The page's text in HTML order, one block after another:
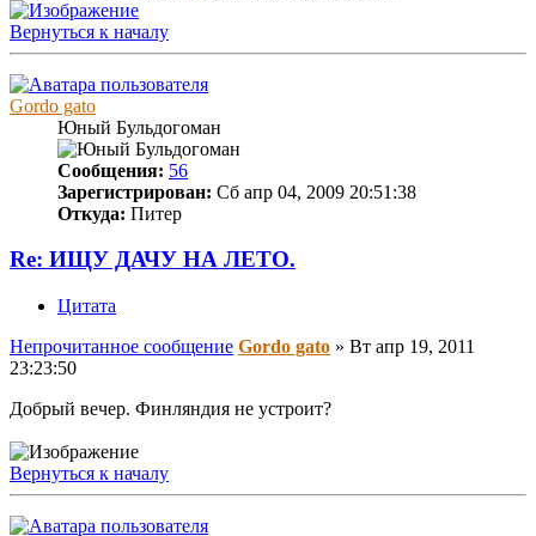
Вернуться к началу
Gordo gato
Юный Бульдогоман
Сообщения: 56
Зарегистрирован: Сб апр 04, 2009 20:51:38
Откуда: Питер
Re: ИЩУ ДАЧУ НА ЛЕТО.
Цитата
Непрочитанное сообщение Gordo gato » Вт апр 19, 2011
23:23:50
Добрый вечер. Финляндия не устроит?
Вернуться к началу